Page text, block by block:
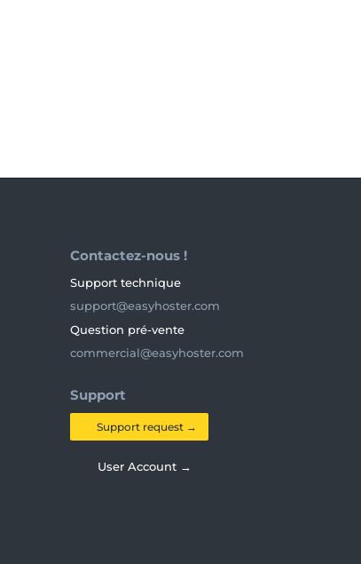
Contactez-nous !
Support technique
support@easyhoster.com
Question pré-vente
commercial@easyhoster.com
Support
Support request →
User Account →